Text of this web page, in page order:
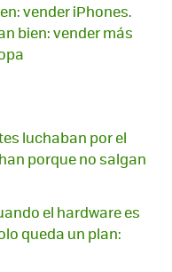
vender iPhones.
bien: vender más
luchaban por el
porque no salgan
el hardware es
queda un plan: